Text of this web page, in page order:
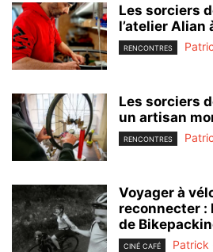
Les sorciers
l’atelier Alian
RENCONTRES
Les sorciers
un artisan
RENCONTRES
Voyager à
reconnecter :
de
CINÉ CAFÉ Patrick